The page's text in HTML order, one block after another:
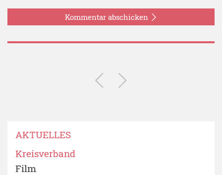
Kommentar abschicken
AKTUELLES
Kreisverband
Film